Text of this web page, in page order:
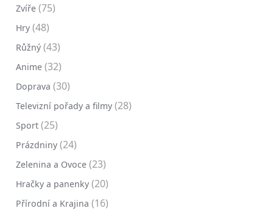
Zvíře (75)
Hry (48)
Růžný (43)
Anime (32)
Doprava (30)
Televizní pořady a filmy (28)
Sport (25)
Prázdniny (24)
Zelenina a Ovoce (23)
Hračky a panenky (20)
Přírodní a Krajina (16)